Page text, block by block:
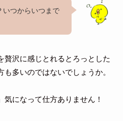
いつからいつまで
贅沢に感じとれるとろっとした
多いのではないでしょうか。
になって仕方ありません！